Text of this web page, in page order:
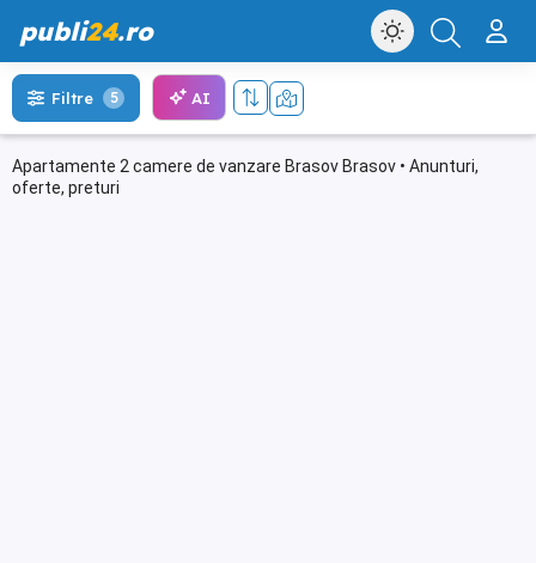
publi24.ro
Apartamente 2 camere de vanzare Brasov Brasov • Anunturi,
oferte, preturi
Filtre 5 AI